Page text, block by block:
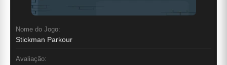
Nome do Jogo:
Stickman Parkour
Avaliação: